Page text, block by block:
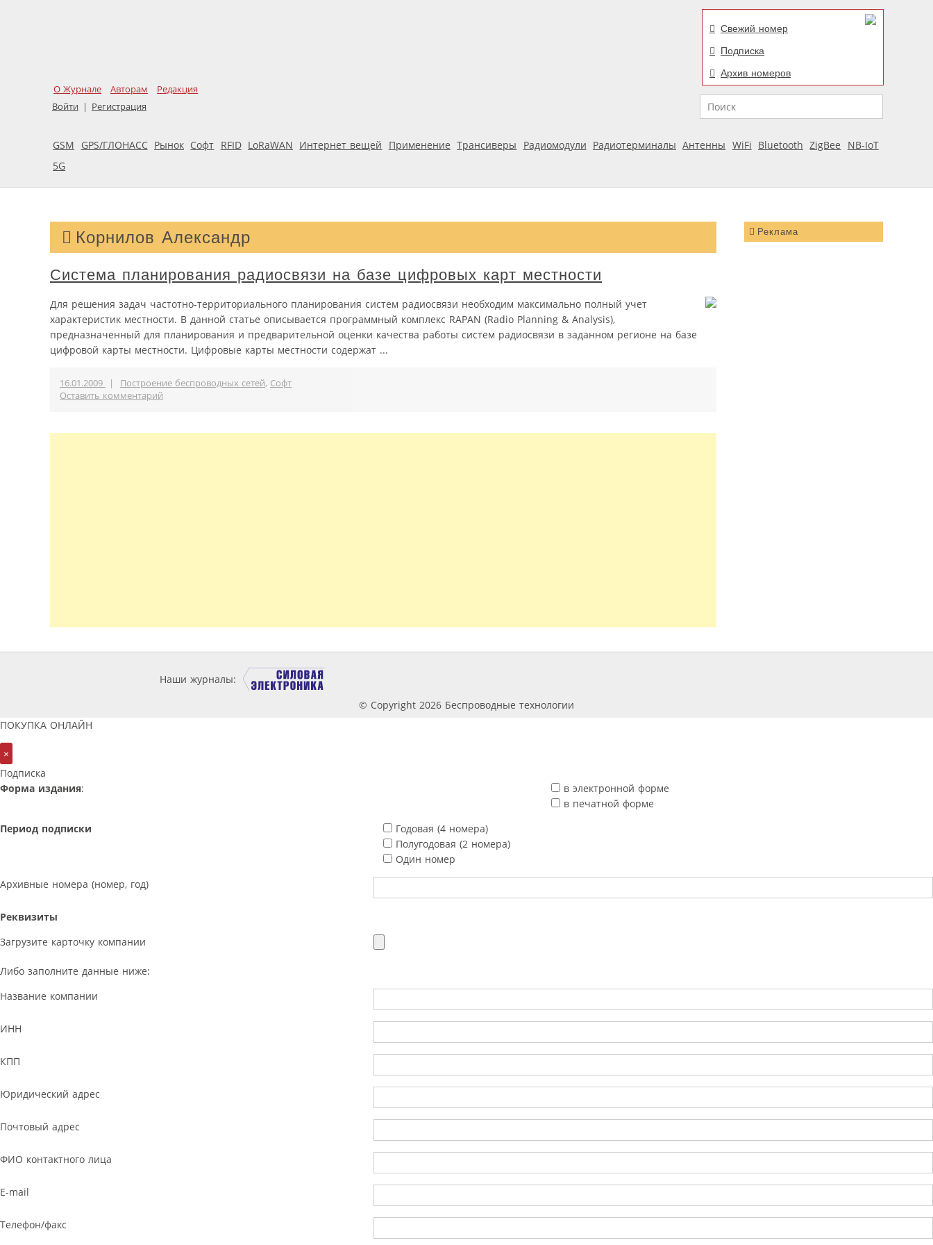
О Журнале Авторам
Редакция
Войти | Регистрация
Свежий номер
Подписка
Архив номеров
Поиск
GSM GPS/ГЛОНАСС Рынок Софт RFID LoRaWAN Интернет вещей Применение Трансиверы Радиомодули Радиотерминалы Антенны WiFi Bluetooth ZigBee
NB-IoT
5G
Реклама
Корнилов Александр
Система планирования радиосвязи на базе цифровых карт местности
Для решения задач частотно-территориального планирования систем радиосвязи необходим максимально полный учет
характеристик местности. В данной статье описывается программный комплекс RAPAN (Radio Planning & Analysis),
предназначенный для планирования и предварительной оценки качества работы систем радиосвязи в заданном регионе на базе
цифровой карты местности. Цифровые карты местности содержат ...
16.01.2009 | Построение беспроводных сетей, Софт
Оставить комментарий
Наши журналы:
© Copyright 2026 Беспроводные технологии
ПОКУПКА ОНЛАЙН
×
Подписка
Форма издания:
в электронной форме
в печатной форме
Период подписки
Годовая (4 номера)
Полугодовая (2 номера)
Один номер
Архивные номера (номер, год)
Реквизиты
Загрузите карточку компании
Либо заполните данные ниже:
Название компании
ИНН
КПП
Юридический адрес
Почтовый адрес
ФИО контактного лица
E-mail
Телефон/факс